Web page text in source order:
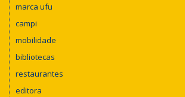
marca ufu
campi
mobilidade
bibliotecas
restaurantes
editora